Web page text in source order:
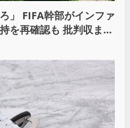
」 FIFA幹部がインファ
を再確認も 批判収まら